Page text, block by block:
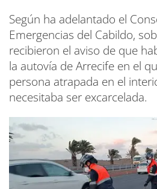
Según ha adelantado el
Emergencias del Cabildo,
recibieron el aviso de que
la autovía de Arrecife en el
persona atrapada en el
necesitaba ser excarcelada.